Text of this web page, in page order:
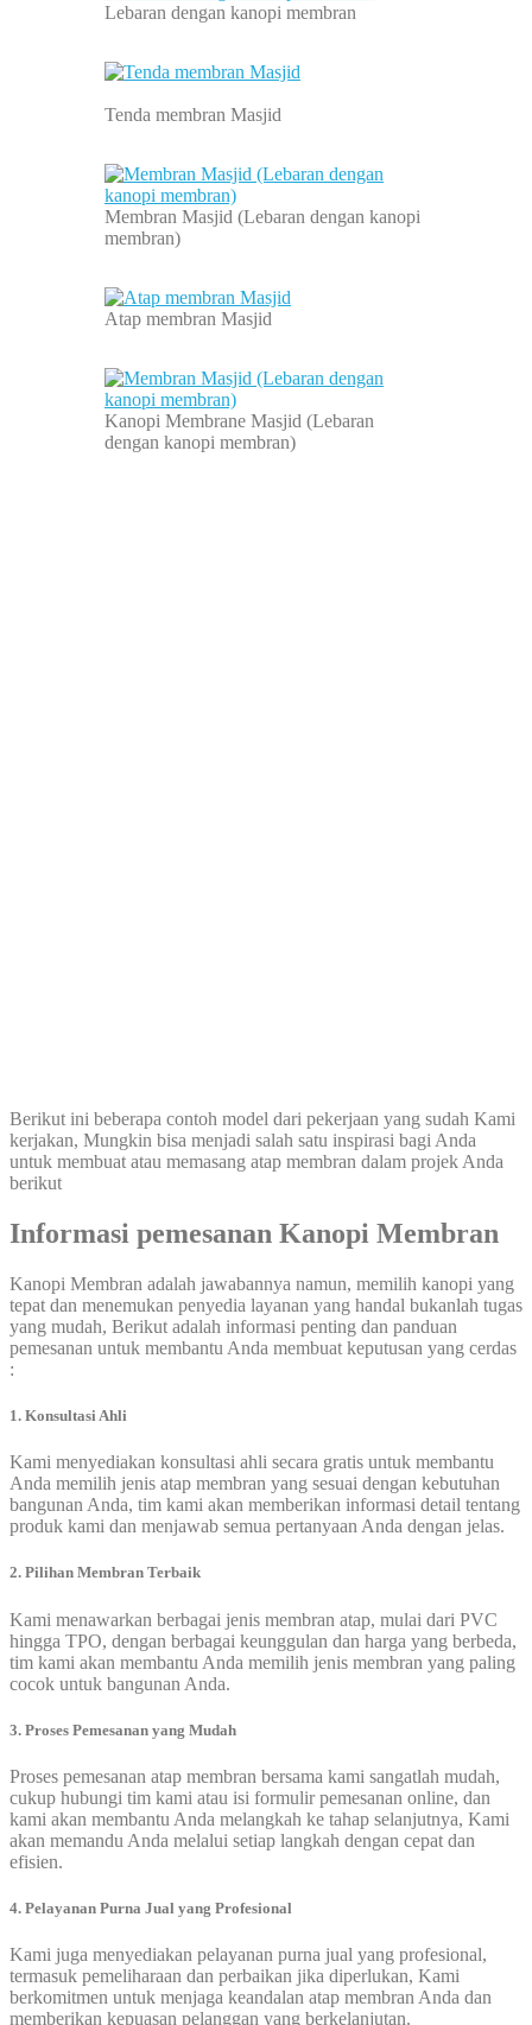
Lebaran dengan kanopi membran
Tenda membran Masjid
Membran Masjid (Lebaran dengan kanopi
membran)
Atap membran Masjid
Kanopi Membrane Masjid (Lebaran
dengan kanopi membran)
Berikut ini beberapa contoh model dari pekerjaan yang sudah Kami
kerjakan, Mungkin bisa menjadi salah satu inspirasi bagi Anda
untuk membuat atau memasang atap membran dalam projek Anda
berikut
Informasi pemesanan Kanopi Membran
Kanopi Membran adalah jawabannya namun, memilih kanopi yang
tepat dan menemukan penyedia layanan yang handal bukanlah tugas
yang mudah, Berikut adalah informasi penting dan panduan
pemesanan untuk membantu Anda membuat keputusan yang cerdas
:
1. Konsultasi Ahli
Kami menyediakan konsultasi ahli secara gratis untuk membantu
Anda memilih jenis atap membran yang sesuai dengan kebutuhan
bangunan Anda, tim kami akan memberikan informasi detail tentang
produk kami dan menjawab semua pertanyaan Anda dengan jelas.
2. Pilihan Membran Terbaik
Kami menawarkan berbagai jenis membran atap, mulai dari PVC
hingga TPO, dengan berbagai keunggulan dan harga yang berbeda,
tim kami akan membantu Anda memilih jenis membran yang paling
cocok untuk bangunan Anda.
3. Proses Pemesanan yang Mudah
Proses pemesanan atap membran bersama kami sangatlah mudah,
cukup hubungi tim kami atau isi formulir pemesanan online, dan
kami akan membantu Anda melangkah ke tahap selanjutnya, Kami
akan memandu Anda melalui setiap langkah dengan cepat dan
efisien.
4. Pelayanan Purna Jual yang Profesional
Kami juga menyediakan pelayanan purna jual yang profesional,
termasuk pemeliharaan dan perbaikan jika diperlukan, Kami
berkomitmen untuk menjaga keandalan atap membran Anda dan
memberikan kepuasan pelanggan yang berkelanjutan.